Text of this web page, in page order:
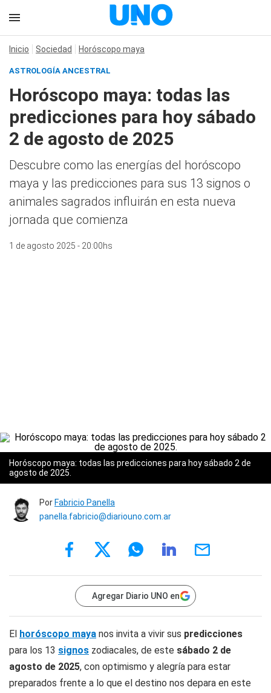
Inicio Sociedad Horóscopo maya
ASTROLOGÍA ANCESTRAL
Horóscopo maya: todas las
predicciones para hoy sábado
2 de agosto de 2025
Descubre como las energías del horóscopo
maya y las predicciones para sus 13 signos o
animales sagrados influirán en esta nueva
jornada que comienza
1 de agosto 2025 - 20:00hs
Horóscopo maya: todas las predicciones para hoy sábado 2 de
agosto de 2025.
Por Fabricio Panella
panella.fabricio@diariouno.com.ar
Agregar Diario UNO en
El horóscopo maya nos invita a vivir sus predicciones
para los 13 signos zodiacales, de este sábado 2 de
agosto de 2025, con optimismo y alegría para estar
preparados frente a lo que el destino nos depara en este